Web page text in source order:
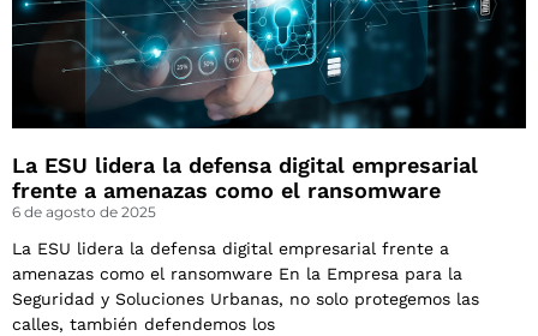
La ESU lidera la defensa digital empresarial
frente a amenazas como el ransomware
6 de agosto de 2025
La ESU lidera la defensa digital empresarial frente a
amenazas como el ransomware En la Empresa para la
Seguridad y Soluciones Urbanas, no solo protegemos las
calles, también defendemos los